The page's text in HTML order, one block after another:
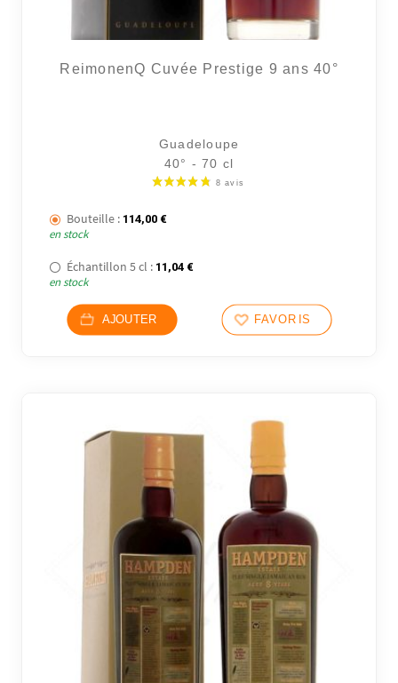
ReimonenQ Cuvée Prestige 9 ans 40°
Guadeloupe
40° - 70 cl
Bouteille : 114,00 €
en stock
Échantillon 5 cl : 11,04 €
en stock
AJOUTER FAVORIS